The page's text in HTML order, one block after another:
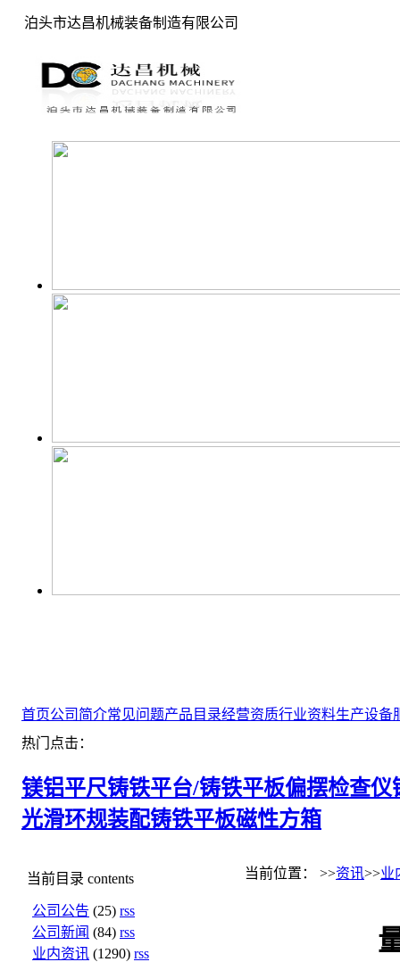
泊头市达昌机械装备制造有限公司
首页公司简介常见问题产品目录经营资质行业资料生产设备
热门点击：
镁铝平尺铸铁平台/铸铁平板偏摆检查仪
光滑环规装配铸铁平板磁性方箱
当前目录 contents
公司公告 (25) rss
公司新闻 (84) rss
业内资讯 (1290) rss
当前位置： >>资讯>>业